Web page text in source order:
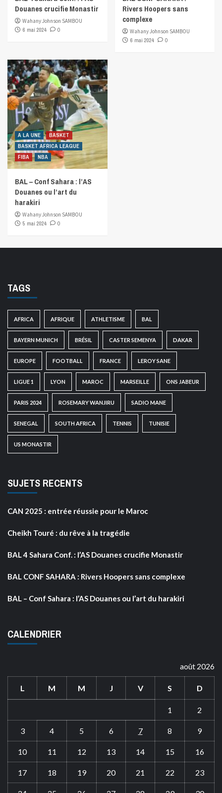
Douanes crucifie Monastir
Wahany Johnson SAMBOU
6 mai 2024
0
Rivers Hoopers sans
complexe
Wahany Johnson SAMBOU
6 mai 2024
0
A LA UNE
BASKET
BASKET AFRICA LEAGUE
FIBA
NBA
BAL – Conf Sahara : l’AS
Douanes ou l’art du
harakiri
Wahany Johnson SAMBOU
5 mai 2024
0
TAGS
AFRICA AFRIQUE ATHLETISME BAL
BAYERN MUNICH BRÉSIL CASTER SEMENYA DAKAR
EUROPE FOOTBALL FRANCE LEROY SANE
LIGUE 1 LYON MAROC MARSEILLE ONS JABEUR
PARIS 2024 ROSEMARY WANJIRU SADIO MANE
SENEGAL SOUTH AFRICA TENNIS TUNISIE
US MONASTIR
SUJETS RECENTS
CAN 2025 : entrée réussie pour le Maroc
Cheikh Touré : du rêve à la tragédie
BAL 4 Sahara Conf. : l’AS Douanes crucifie Monastir
BAL CONF SAHARA : Rivers Hoopers sans complexe
BAL – Conf Sahara : l’AS Douanes ou l’art du harakiri
CALENDRIER
août 2026
L M M J V S D
1 2
3 4 5 6 7 8 9
10 11 12 13 14 15 16
17 18 19 20 21 22 23